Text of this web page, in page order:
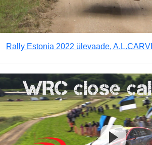
Rally Estonia 2022 ülevaade,